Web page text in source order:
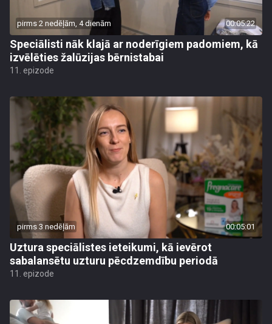
pirms 2 nedēļām, 4 dienām 00:05:22
Speciālisti nāk klajā ar noderīgiem padomiem, kā
izvēlēties žalūzijas bērnistabai
11. epizode
pirms 3 nedēļām 00:05:01
Uztura speciālistes ieteikumi, kā ievērot
sabalansētu uzturu pēcdzemdību periodā
11. epizode